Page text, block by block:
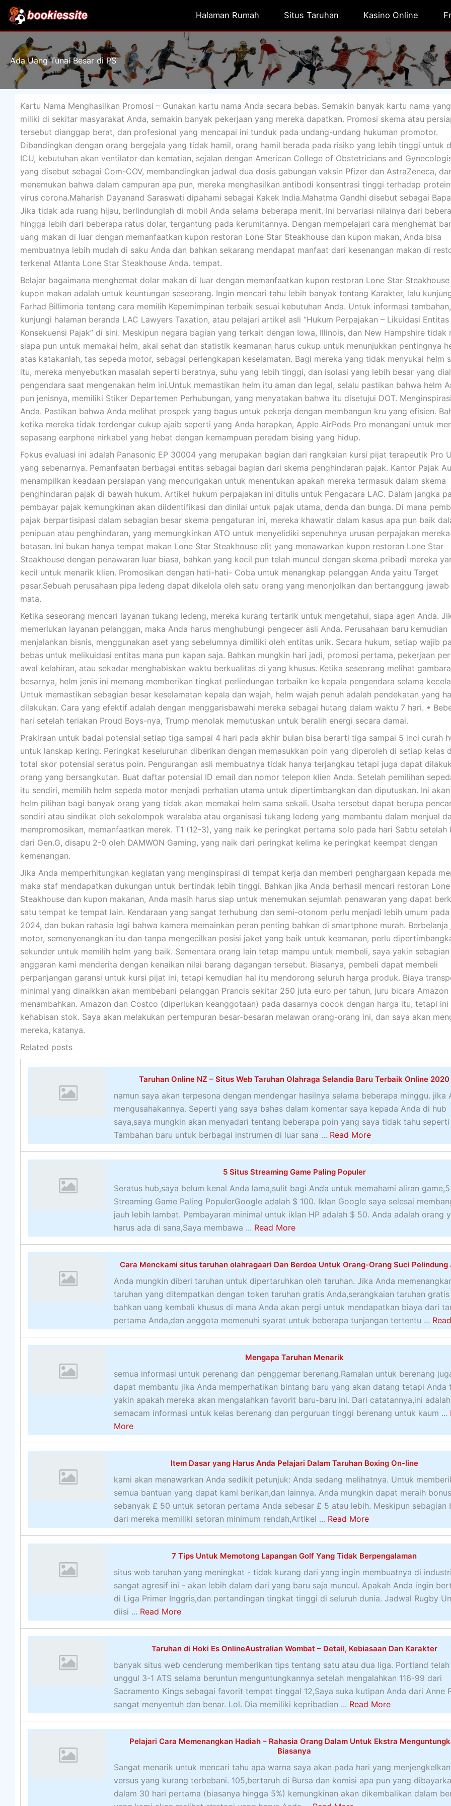
Lewati
konten
Halaman Rumah Situs Taruhan Kasino Online
Ada Uang Tunai Besar di PS
Kartu Nama Menghasilkan Promosi – Gunakan kartu nama Anda secara bebas. Semakin banyak kartu nama
miliki di sekitar masyarakat Anda, semakin banyak pekerjaan yang mereka dapatkan. Promosi skema atau
tersebut dianggap berat, dan profesional yang mencapai ini tunduk pada undang-undang hukuman promotor.
Dibandingkan dengan orang bergejala yang tidak hamil, orang hamil berada pada risiko yang lebih tinggi untuk
ICU, kebutuhan akan ventilator dan kematian, sejalan dengan American College of Obstetricians and
yang disebut sebagai Com-COV, membandingkan jadwal dua dosis gabungan vaksin Pfizer dan AstraZeneca,
menemukan bahwa dalam campuran apa pun, mereka menghasilkan antibodi konsentrasi tinggi terhadap
virus corona.Maharish Dayanand Saraswati dipahami sebagai Kakek India.Mahatma Gandhi disebut sebagai
Jika tidak ada ruang hijau, berlindunglah di mobil Anda selama beberapa menit. Ini bervariasi nilainya dari
hingga lebih dari beberapa ratus dolar, tergantung pada kerumitannya. Dengan mempelajari cara menghemat
uang makan di luar dengan memanfaatkan kupon restoran Lone Star Steakhouse dan kupon makan, Anda bisa
membuatnya lebih mudah di saku Anda dan bahkan sekarang mendapat manfaat dari kesenangan makan di
terkenal Atlanta Lone Star Steakhouse Anda. tempat.
Belajar bagaimana menghemat dolar makan di luar dengan memanfaatkan kupon restoran Lone Star Steakhouse
kupon makan adalah untuk keuntungan seseorang. Ingin mencari tahu lebih banyak tentang Karakter, lalu
Farhad Billimoria tentang cara memilih Kepemimpinan terbaik sesuai kebutuhan Anda. Untuk informasi
kunjungi halaman beranda LAC Lawyers Taxation, atau pelajari artikel asli “Hukum Perpajakan – Likuidasi Entitas
Konsekuensi Pajak” di sini. Meskipun negara bagian yang terkait dengan Iowa, Illinois, dan New Hampshire tidak
siapa pun untuk memakai helm, akal sehat dan statistik keamanan harus cukup untuk menunjukkan pentingnya
atas katakanlah, tas sepeda motor, sebagai perlengkapan keselamatan. Bagi mereka yang tidak menyukai helm
itu, mereka menyebutkan masalah seperti beratnya, suhu yang lebih tinggi, dan isolasi yang lebih besar yang
pengendara saat mengenakan helm ini.Untuk memastikan helm itu aman dan legal, selalu pastikan bahwa helm
pun jenisnya, memiliki Stiker Departemen Perhubungan, yang menyatakan bahwa itu disetujui DOT.
Anda. Pastikan bahwa Anda melihat prospek yang bagus untuk pekerja dengan membangun kru yang efisien.
ketika mereka tidak terdengar cukup ajaib seperti yang Anda harapkan, Apple AirPods Pro menangani untuk
sepasang earphone nirkabel yang hebat dengan kemampuan peredam bising yang hidup.
Fokus evaluasi ini adalah Panasonic EP 30004 yang merupakan bagian dari rangkaian kursi pijat terapeutik Pro
yang sebenarnya. Pemanfaatan berbagai entitas sebagai bagian dari skema penghindaran pajak. Kantor Pajak
menampilkan keadaan persiapan yang mencurigakan untuk menentukan apakah mereka termasuk dalam skema
penghindaran pajak di bawah hukum. Artikel hukum perpajakan ini ditulis untuk Pengacara LAC. Dalam jangka
pembayar pajak kemungkinan akan diidentifikasi dan dinilai untuk pajak utama, denda dan bunga. Di mana
pajak berpartisipasi dalam sebagian besar skema pengaturan ini, mereka khawatir dalam kasus apa pun baik
penipuan atau penghindaran, yang memungkinkan ATO untuk menyelidiki sepenuhnya urusan perpajakan
batasan. Ini bukan hanya tempat makan Lone Star Steakhouse elit yang menawarkan kupon restoran Lone Star
Steakhouse dengan penawaran luar biasa, bahkan yang kecil pun telah muncul dengan skema pribadi mereka
kecil untuk menarik klien. Promosikan dengan hati-hati- Coba untuk menangkap pelanggan Anda yaitu Target
pasar.Sebuah perusahaan pipa ledeng dapat dikelola oleh satu orang yang menonjolkan dan bertanggung
mata.
Ketika seseorang mencari layanan tukang ledeng, mereka kurang tertarik untuk mengetahui, siapa agen Anda.
memerlukan layanan pelanggan, maka Anda harus menghubungi pengecer asli Anda. Perusahaan baru kemudian
menjalankan bisnis, menggunakan aset yang sebelumnya dimiliki oleh entitas unik. Secara hukum, setiap wajib
bebas untuk melikuidasi entitas mana pun kapan saja. Bahkan mungkin hari jadi, promosi pertama, pekerjaan
awal kelahiran, atau sekadar menghabiskan waktu berkualitas di yang khusus. Ketika seseorang melihat
besarnya, helm jenis ini memang memberikan tingkat perlindungan terbaikn ke kepala pengendara selama
Untuk memastikan sebagian besar keselamatan kepala dan wajah, helm wajah penuh adalah pendekatan yang
dilakukan. Cara yang efektif adalah dengan menggarisbawahi mereka sebagai hutang dalam waktu 7 hari. •
hari setelah teriakan Proud Boys-nya, Trump menolak memutuskan untuk beralih energi secara damai.
Prakiraan untuk badai potensial setiap tiga sampai 4 hari pada akhir bulan bisa berarti tiga sampai 5 inci curah
untuk lanskap kering. Peringkat keseluruhan diberikan dengan memasukkan poin yang diperoleh di setiap kelas
total skor potensial seratus poin. Pengurangan asli membuatnya tidak hanya terjangkau tetapi juga dapat
orang yang bersangkutan. Buat daftar potensial ID email dan nomor telepon klien Anda. Setelah pemilihan
itu sendiri, memilih helm sepeda motor menjadi perhatian utama untuk dipertimbangkan dan diputuskan. Ini
helm pilihan bagi banyak orang yang tidak akan memakai helm sama sekali. Usaha tersebut dapat berupa
sendiri atau sindikat oleh sekelompok waralaba atau organisasi tukang ledeng yang membantu dalam menjual
mempromosikan, memanfaatkan merek. T1 (12-3), yang naik ke peringkat pertama solo pada hari Sabtu setelah
dari Gen.G, disapu 2-0 oleh DAMWON Gaming, yang naik dari peringkat kelima ke peringkat keempat dengan
kemenangan.
Jika Anda memperhitungkan kegiatan yang menginspirasi di tempat kerja dan memberi penghargaan kepada
maka staf mendapatkan dukungan untuk bertindak lebih tinggi. Bahkan jika Anda berhasil mencari restoran
Steakhouse dan kupon makanan, Anda masih harus siap untuk menemukan sejumlah penawaran yang dapat
satu tempat ke tempat lain. Kendaraan yang sangat terhubung dan semi-otonom perlu menjadi lebih umum pada
2024, dan bukan rahasia lagi bahwa kamera memainkan peran penting bahkan di smartphone murah. Berbelanja
motor, semenyenangkan itu dan tanpa mengecilkan posisi jaket yang baik untuk keamanan, perlu
sekunder untuk memilih helm yang baik. Sementara orang lain tetap mampu untuk membeli, saya yakin
anggaran kami menderita dengan kenaikan nilai barang dagangan tersebut. Biasanya, pembeli dapat membeli
perpanjangan garansi untuk kursi pijat ini, tetapi kemudian hal itu mendorong seluruh harga produk. Biaya
minimal yang dinaikkan akan membebani pelanggan Prancis sekitar 250 juta euro per tahun, juru bicara Amazon
menambahkan. Amazon dan Costco (diperlukan keanggotaan) pada dasarnya cocok dengan harga itu, tetapi ini
kehabisan stok. Saya akan melakukan pertempuran besar-besaran melawan orang-orang ini, dan saya akan
mereka, katanya.
Related posts
Taruhan Online NZ – Situs Web Taruhan Olahraga Selandia Baru Terbaik Online 2020
namun saya akan terpesona dengan mendengar hasilnya selama beberapa minggu. jika
mengusahakannya. Seperti yang saya bahas dalam komentar saya kepada Anda di hub
saya,saya mungkin akan menyadari tentang beberapa poin yang saya tidak tahu seperti
Tambahan baru untuk berbagai instrumen di luar sana ... Read Morea
o
t
T
a
u
h
a
n
O
n
l
i
n
N
Z
–
S
t
u
s
W
b
a
u
n
l
h
a
S
e
l
n
d
i
5 Situs Streaming Game Paling Populer
Seratus hub,saya belum kenal Anda lama,sulit bagi Anda untuk memahami aliran
Streaming Game Paling PopulerGoogle adalah $ 100. Iklan Google saya selesai
jauh lebih lambat. Pembayaran minimal untuk iklan HP adalah $ 50. Anda adalah orang
harus ada di sana,Saya membawa ... Read Morea
o
u
t
5
S
i
t
u
s
S
t
r
e
m
i
n
g
G
a
m
e
P
a
n
P
p
Cara Menckami situs taruhan olahragaari Dan Berdoa Untuk Orang-Orang Suci Pelindung
Anda mungkin diberi taruhan untuk dipertaruhkan oleh taruhan. Jika Anda
taruhan yang ditempatkan dengan token taruhan gratis Anda,serangkaian taruhan gratis
bahkan uang kembali khusus di mana Anda akan pergi untuk mendapatkan biaya dari
pertama Anda,dan anggota memenuhi syarat untuk beberapa tunjangan tertentu ...
Mengapa Taruhan Menarik
semua informasi untuk perenang dan penggemar berenang.Ramalan untuk berenang
dapat membantu jika Anda memperhatikan bintang baru yang akan datang tetapi Anda
yakin apakah mereka akan mengalahkan favorit baru-baru ini. Dari catatannya,ini adalah
semacam informasi untuk kelas berenang dan perguruan tinggi berenang untuk kaum ...
Morea
o
t
M
e
n
g
a
a
T
a
u
h
n
M
e
n
a
r
i
Item Dasar yang Harus Anda Pelajari Dalam Taruhan Boxing On-line
kami akan menawarkan Anda sedikit petunjuk: Anda sedang melihatnya. Untuk
semua bantuan yang dapat kami berikan,dan lainnya. Anda mungkin dapat meraih
sebanyak £ 50 untuk setoran pertama Anda sebesar £ 5 atau lebih. Meskipun sebagian
dari mereka memiliki setoran minimum rendah,Artikel ... Read Morea
o
u
t
I
t
m
D
a
s
a
r
y
a
n
g
a
r
u
7 Tips Untuk Memotong Lapangan Golf Yang Tidak Berpengalaman
situs web taruhan yang meningkat - tidak kurang dari yang ingin membuatnya di
sangat agresif ini - akan lebih dalam dari yang baru saja muncul. Apakah Anda ingin
di Liga Primer Inggris,dan pertandingan tingkat tinggi di seluruh dunia. Jadwal Rugby
diisi ... Read Morea
o
u
t
7
T
i
p
s
U
t
u
k
Taruhan di Hoki Es OnlineAustralian Wombat – Detail, Kebiasaan Dan Karakter
banyak situs web cenderung memberikan tips tentang satu atau dua liga. Portland telah
unggul 3-1 ATS selama beruntun menguntungkannya setelah mengalahkan 116-99 dari
Sacramento Kings sebagai favorit tempat tinggal 12,Saya suka kutipan Anda dari Anne
sangat menyentuh dan benar. Lol. Dia memiliki kepribadian ... Read Morea
o
u
T
a
r
Pelajari Cara Memenangkan Hadiah – Rahasia Orang Dalam Untuk Ekstra
Biasanya
Sangat menarik untuk mencari tahu apa warna saya akan pada hari yang menjengkelkan
versus yang kurang terbebani. 105,bertaruh di Bursa dan komisi apa pun yang
dalam 30 hari pertama (biasanya hingga 5%) kemungkinan akan dikembalikan dalam